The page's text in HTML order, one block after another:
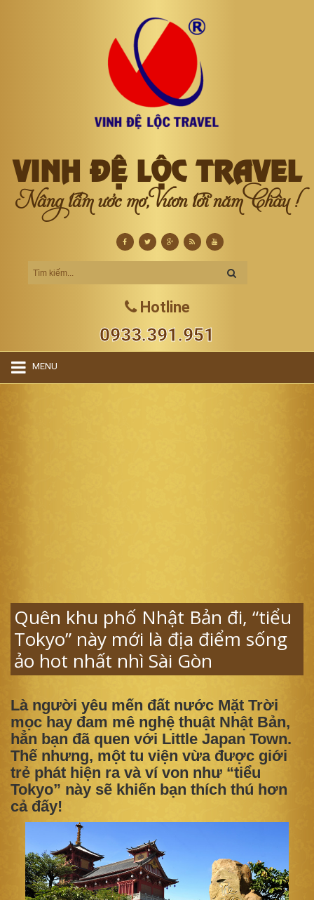
VINH ĐỆ LỘC TRAVEL
Nâng tầm ước mơ, Vươn tới năm Châu !
Hotline
0933.391.951
MENU
Quên khu phố Nhật Bản đi, “tiểu
Tokyo” này mới là địa điểm sống
ảo hot nhất nhì Sài Gòn
Là người yêu mến đất nước Mặt Trời
mọc hay đam mê nghệ thuật Nhật Bản,
hẳn bạn đã quen với Little Japan Town.
Thế nhưng, một tu viện vừa được giới
trẻ phát hiện ra và ví von như “tiểu
Tokyo” này sẽ khiến bạn thích thú hơn
cả đấy!